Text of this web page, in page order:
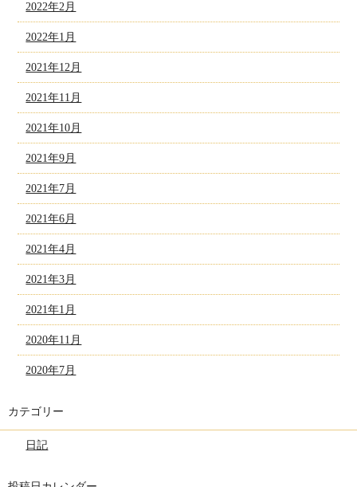
2022年2月
2022年1月
2021年12月
2021年11月
2021年10月
2021年9月
2021年7月
2021年6月
2021年4月
2021年3月
2021年1月
2020年11月
2020年7月
カテゴリー
日記